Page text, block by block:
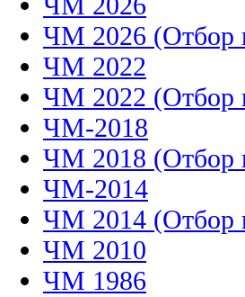
ЧМ 2026 (Отбор
ЧМ 2022
ЧМ 2022 (Отбор
ЧМ-2018
ЧМ 2018 (Отбор
ЧМ-2014
ЧМ 2014 (Отбор
ЧМ 2010
ЧМ 1986